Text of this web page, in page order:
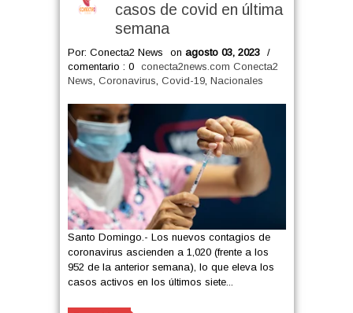
casos de covid en última
semana
Por: Conecta2 News on agosto 03, 2023
/
comentario : 0
conecta2news.com Conecta2
News, Coronavirus, Covid-19, Nacionales
Santo Domingo.- Los nuevos contagios de
coronavirus ascienden a 1,020 (frente a los
952 de la anterior semana), lo que eleva los
casos activos en los últimos siete...